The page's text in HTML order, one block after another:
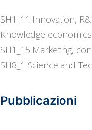
SH1_11 Innovation,
Knowledge economics
SH1_15 Marketing,
SH8_1 Science and
Pubblicazioni